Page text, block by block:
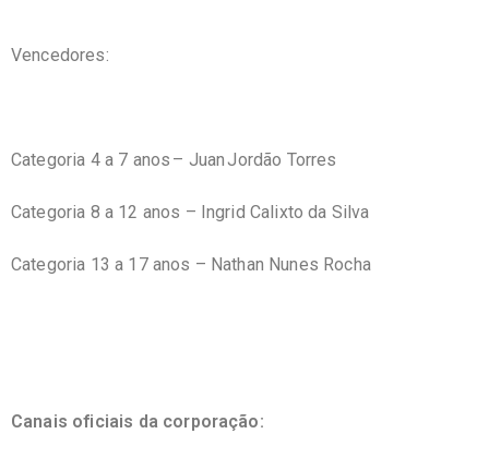
Vencedores:
Categoria 4 a 7 anos – Juan Jordão Torres
Categoria 8 a 12 anos – Ingrid Calixto da Silva
Categoria 13 a 17 anos – Nathan Nunes Rocha
Canais oficiais da corporação: